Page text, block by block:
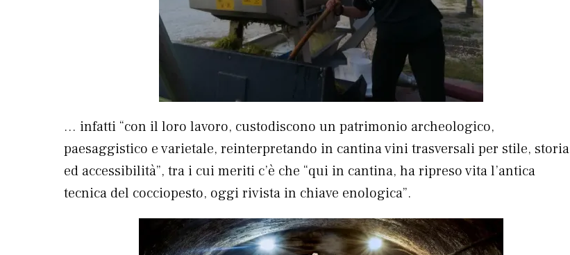
… infatti “con il loro lavoro, custodiscono un patrimonio archeologico,
paesaggistico e varietale, reinterpretando in cantina vini trasversali per stile, storia
ed accessibilità”, tra i cui meriti c’è che “qui in cantina, ha ripreso vita l’antica
tecnica del cocciopesto, oggi rivista in chiave enologica”.